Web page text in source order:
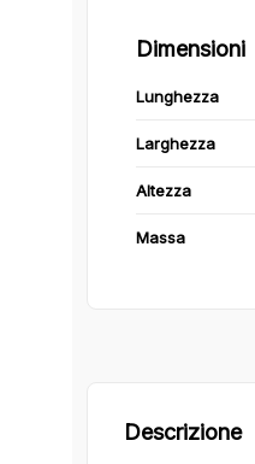
Dimensioni
Lunghezza
Larghezza
Altezza
Massa
Descrizione